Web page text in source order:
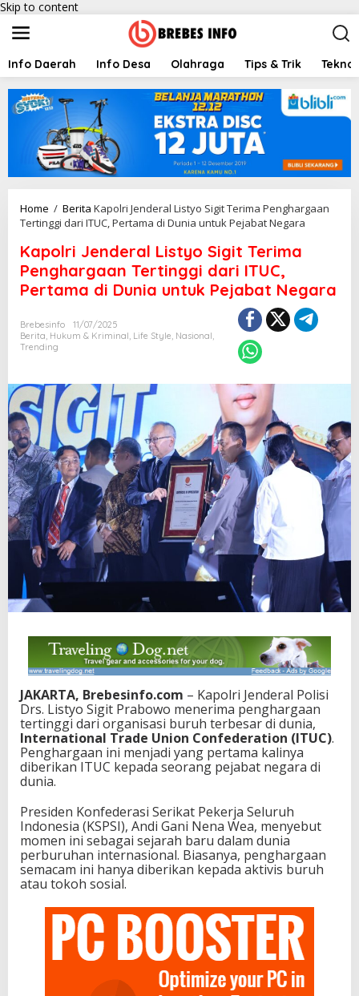
Skip to content
Info Daerah Info Desa Olahraga Tips & Trik
Home / Berita Kapolri Jenderal Listyo Sigit Terima Penghargaan
Tertinggi dari ITUC, Pertama di Dunia untuk Pejabat Negara
Kapolri Jenderal Listyo Sigit Terima
Penghargaan Tertinggi dari ITUC,
Pertama di Dunia untuk Pejabat Negara
Brebesinfo
11/07/2025
Berita, Hukum & Kriminal, Life Style, Nasional,
Trending
JAKARTA, Brebesinfo.com – Kapolri Jenderal Polisi
Drs. Listyo Sigit Prabowo menerima penghargaan
tertinggi dari organisasi buruh terbesar di dunia,
International Trade Union Confederation (ITUC).
Penghargaan ini menjadi yang pertama kalinya
diberikan ITUC kepada seorang pejabat negara di
dunia.
Presiden Konfederasi Serikat Pekerja Seluruh
Indonesia (KSPSI), Andi Gani Nena Wea, menyebut
momen ini sebagai sejarah baru dalam dunia
perburuhan internasional. Biasanya, penghargaan
semacam ini hanya diberikan kepada aktivis buruh
atau tokoh sosial.